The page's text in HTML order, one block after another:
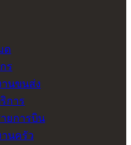
ด
ร
านขนส่ง
การ
ยการบิน
านครัว